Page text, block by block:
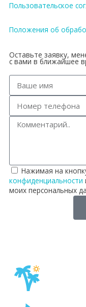
Пользовательское
Положения об
Оставьте заявку,
с вами в ближайшее
Нажимая на
конфиденциальности
моих персональных